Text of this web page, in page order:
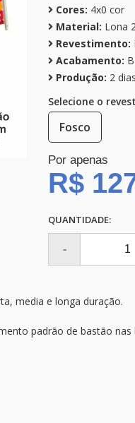
Cores: 4x0 cor
Material: Lona
Revestimento:
Acabamento:
Produção: 2
Selecione o
Fosco
Por apenas
R$
QUANTIDADE:
media e longa duração.
padrão de bastão